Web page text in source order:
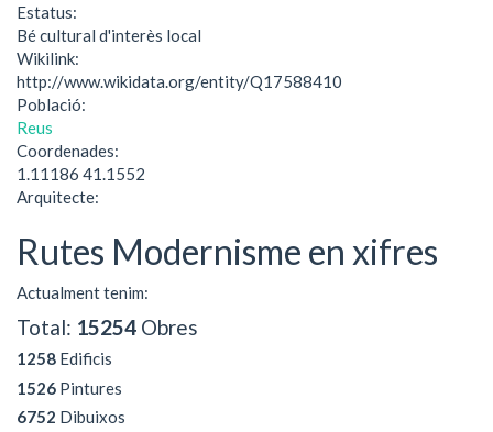
Estatus:
Bé cultural d'interès local
Wikilink:
http://www.wikidata.org/entity/Q17588410
Població:
Reus
Coordenades:
1.11186 41.1552
Arquitecte:
Rutes Modernisme en xifres
Actualment tenim:
Total: 15254 Obres
1258 Edificis
1526 Pintures
6752 Dibuixos